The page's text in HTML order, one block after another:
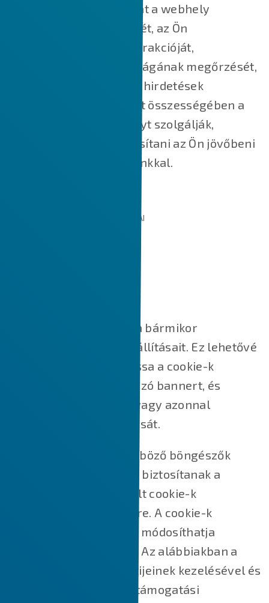
származó cookie-k főként a webhely
működésének megértését, az Ön
webhelyünkkel való interakcióját,
szolgáltatásaink biztonságának megőrzését,
az Ön számára releváns hirdetések
megjelenítését, valamint összességében a
jobb felhasználói élményt szolgálják,
valamint segítik felgyorsítani az Ön jövőbeni
interakcióit a weboldalunkkal.
AZ ÁLTALUNK HASZNÁLT SÜTIK TÍPUSAI
A fenti gombra kattintva bármikor
módosíthatja cookie-beállításait. Ez lehetővé
teszi, hogy újra megnyissa a cookie-k
hozzájárulását tartalmazó bannert, és
módosítsa beállításait, vagy azonnal
visszavonja hozzájárulását.
Ezen túlmenően a különböző böngészők
különböző módszereket biztosítanak a
webhelyek által használt cookie-k
blokkolására és törlésére. A cookie-k
letiltásához/törléséhez módosíthatja
böngészője beállításait. Az alábbiakban a
főbb webböngészők sütijeinek kezelésével és
törlésével kapcsolatos támogatási